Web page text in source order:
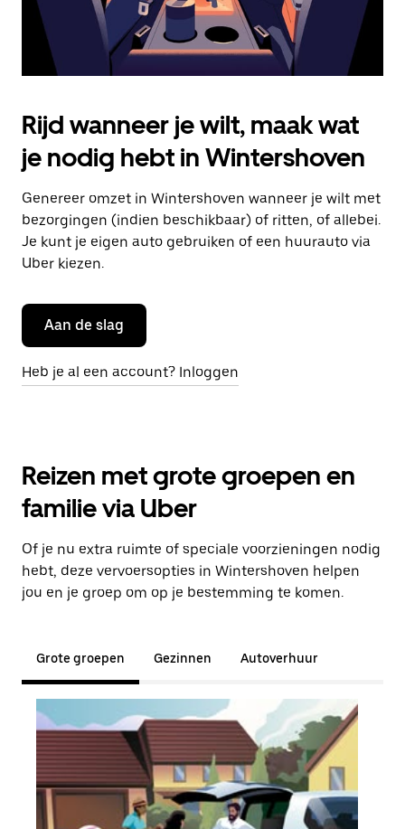
Rijd wanneer je wilt, maak wat
je nodig hebt in Wintershoven
Genereer omzet in Wintershoven wanneer je wilt met
bezorgingen (indien beschikbaar) of ritten, of allebei.
Je kunt je eigen auto gebruiken of een huurauto via
Uber kiezen.
Aan de slag
Heb je al een account? Inloggen
Reizen met grote groepen en
familie via Uber
Of je nu extra ruimte of speciale voorzieningen nodig
hebt, deze vervoersopties in Wintershoven helpen
jou en je groep om op je bestemming te komen.
Grote groepen Gezinnen Autoverhuur